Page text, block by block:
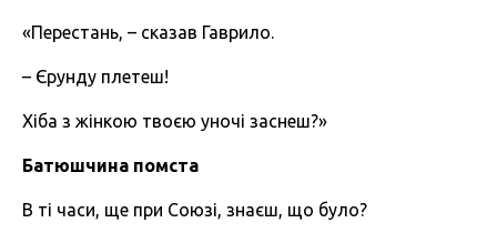
«Перестань, – сказав Гаврило.
– Єрунду плетеш!
Хіба з жінкою твоєю уночі заснеш?»
Батюшчина помста
В ті часи, ще при Союзі, знаєш, що було?